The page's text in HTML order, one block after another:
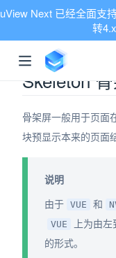
uView Next 已经全面支
转
Skeleton
骨架屏一般用于页面
块预显示本来的页面
说明
由于 VUE 和
VUE 上为由
的形式。